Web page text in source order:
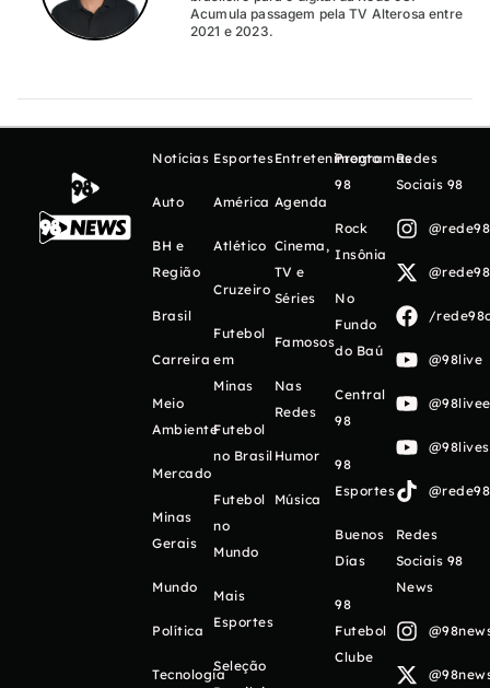
Acumula passagem pela TV Alterosa entre
2021 e 2023.
Notícias
Auto
BH e
Região
Brasil
Carreira
Meio
Ambiente
Mercado
Minas
Gerais
Mundo
Política
Tecnologia
Esportes
América
Atlético
Cruzeiro
Futebol
em
Minas
Futebol
no Brasil
Futebol
no
Mundo
Mais
Esportes
Seleção
Entretenimento
Agenda
Cinema,
TV e
Séries
Famosos
Nas
Redes
Humor
Música
Programas
98
Rock
Insônia
No
Fundo
do Baú
Central
98
98
Esportes
Buenos
Días
98
Futebol
Clube
Redes
Sociais 98
/
@98live
Redes
Sociais 98
News